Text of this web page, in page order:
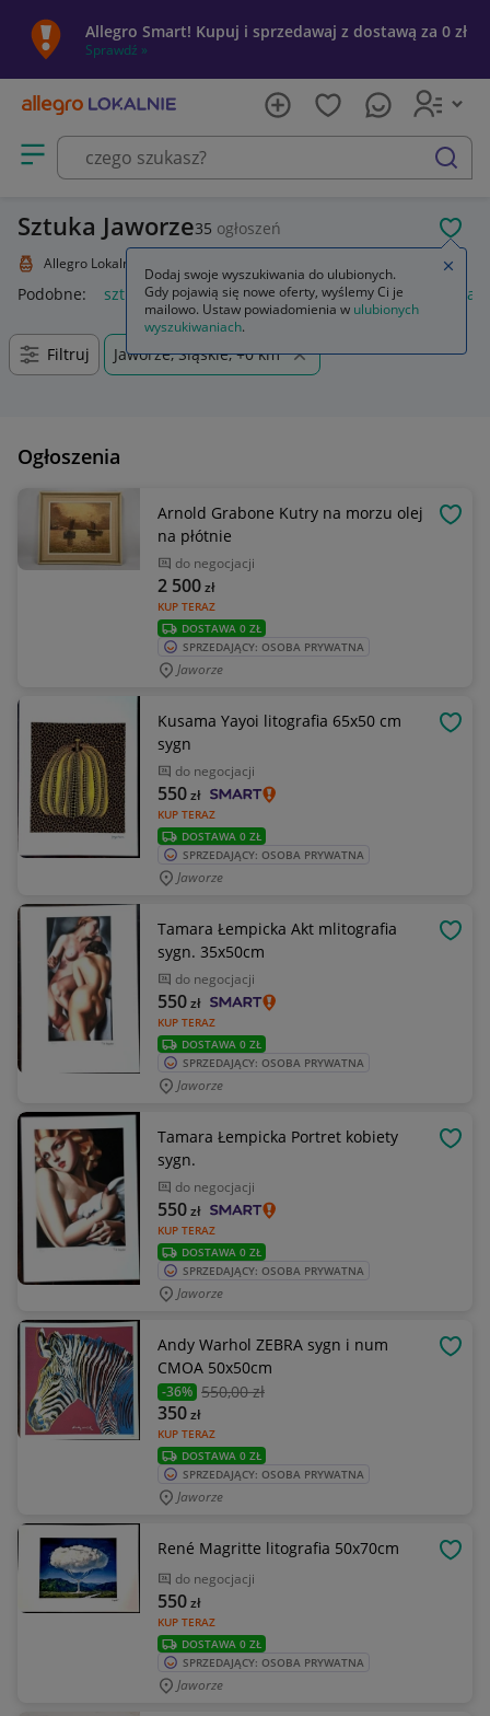
Allegro Smart! Kupuj i sprzedawaj z dostawą za 0 zł
Sprawdź »
Otwórz menu z kategoriami
szukaj
Sztuka Jaworze35 ogłoszeń
Allegro Lokalnie
Podobne: sztuka sztukateria ścienna język polski 1 sztuka
Filtruj Jaworze, Śląskie, +0 km
Ogłoszenia
Arnold Grabone Kutry na morzu olej
na płótnie
do negocjacji
KUP TERAZ
2 500zł
DOSTAWA 0 ZŁ
SPRZEDAJĄCY: OSOBA PRYWATNA
Jaworze
Kusama Yayoi litografia 65x50 cm
sygn
do negocjacji
KUP TERAZ
550zł
DOSTAWA 0 ZŁ
SPRZEDAJĄCY: OSOBA PRYWATNA
Jaworze
Tamara Łempicka Akt mlitografia
sygn. 35x50cm
do negocjacji
KUP TERAZ
550zł
DOSTAWA 0 ZŁ
SPRZEDAJĄCY: OSOBA PRYWATNA
Jaworze
Tamara Łempicka Portret kobiety
sygn.
do negocjacji
KUP TERAZ
550zł
DOSTAWA 0 ZŁ
SPRZEDAJĄCY: OSOBA PRYWATNA
Jaworze
Andy Warhol ZEBRA sygn i num
CMOA 50x50cm
-36% 550,00 zł
KUP TERAZ
350zł
DOSTAWA 0 ZŁ
SPRZEDAJĄCY: OSOBA PRYWATNA
Jaworze
René Magritte litografia 50x70cm
do negocjacji
KUP TERAZ
550zł
DOSTAWA 0 ZŁ
SPRZEDAJĄCY: OSOBA PRYWATNA
Jaworze
Dodaj swoje wyszukiwania do ulubionych.
Gdy pojawią się nowe oferty, wyślemy Ci je
mailowo. Ustaw powiadomienia w ulubionych
wyszukiwaniach.